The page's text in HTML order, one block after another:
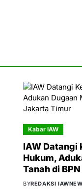
Kabar IAW
IAW Datangi
Hukum,
Tanah di
BYREDAKSI